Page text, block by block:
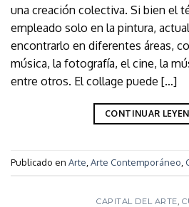
una creación colectiva. Si bien el
empleado solo en la pintura,
encontrarlo en diferentes áreas,
música, la fotografía, el cine, la
entre otros. El collage puede […]
CONTINUAR
Publicado en Arte Arte Contemporáneo
CAPITAL DEL ARTE,